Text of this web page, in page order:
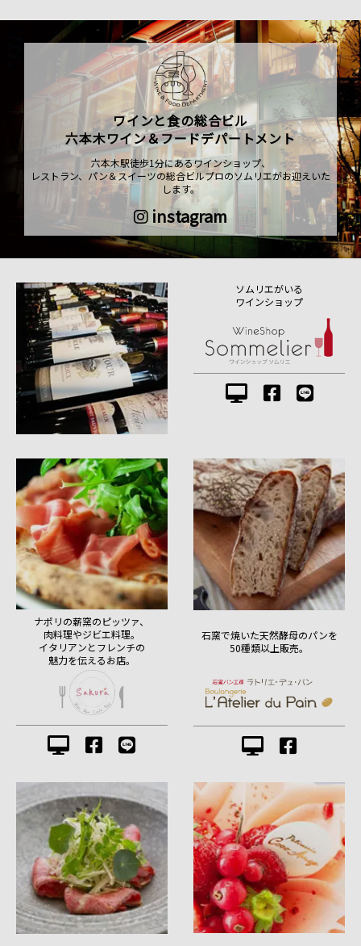
ワインと食の総合ビル
六本木ワイン＆フードデパートメント
六本木駅徒歩1分にあるワインショップ、
レストラン、パン＆スイーツの総合ビルプロのソムリエがお迎えいた
します。
instagram
ソムリエがいる
ワインショップ
ナポリの薪窯のピッツァ、
肉料理やジビエ料理。
イタリアンとフレンチの
魅力を伝えるお店。
石窯で焼いた天然酵母のパンを
50種類以上販売。